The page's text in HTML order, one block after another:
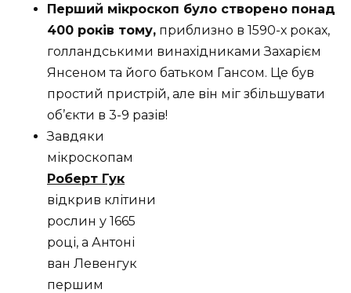
Перший мікроскоп було створено понад
400 років тому, приблизно в 1590-х роках,
голландськими винахідниками Захарієм
Янсеном та його батьком Гансом. Це був
простий пристрій, але він міг збільшувати
об’єкти в 3-9 разів!
Завдяки
мікроскопам
Роберт Гук
відкрив клітини
рослин у 1665
році, а Антоні
ван Левенгук
першим